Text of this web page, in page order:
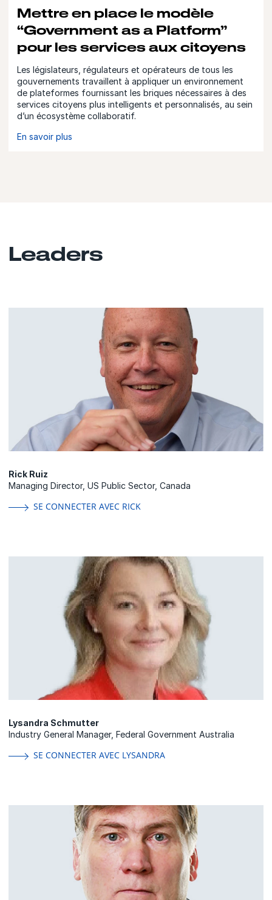
Mettre en place le modèle
“Government as a Platform”
pour les services aux citoyens
Les législateurs, régulateurs et opérateurs de tous les
gouvernements travaillent à appliquer un environnement
de plateformes fournissant les briques nécessaires à des
services citoyens plus intelligents et personnalisés, au sein
d’un écosystème collaboratif.
En savoir plus
Leaders
Rick Ruiz
Managing Director, US Public Sector, Canada
SE CONNECTER AVEC RICK
Lysandra Schmutter
Industry General Manager, Federal Government Australia
SE CONNECTER AVEC LYSANDRA